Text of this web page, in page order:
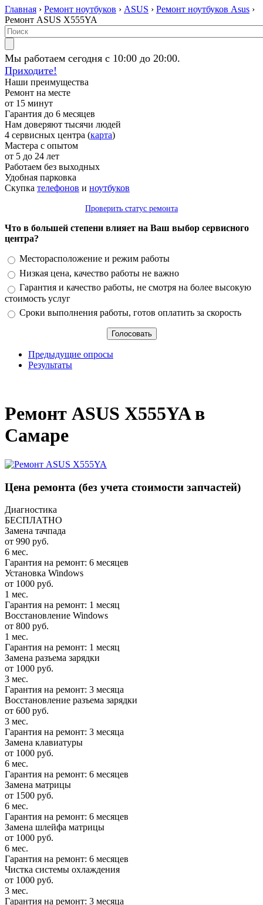
Главная › Ремонт ноутбуков › ASUS › Ремонт ноутбуков Asus ›
Ремонт ASUS X555YA
Мы работаем сегодня с 10:00 до 20:00.
Приходите!
Наши преимущества
Ремонт на месте
от 15 минут
Гарантия до 6 месяцев
Нам доверяют тысячи людей
4 сервисных центра (карта)
Мастера с опытом
от 5 до 24 лет
Работаем без выходных
Удобная парковка
Скупка телефонов и ноутбуков
Проверить статус ремонта
Что в большей степени влияет на Ваш выбор сервисного
центра?
Варианты
Месторасположение и режим работы
Низкая цена, качество работы не важно
Гарантия и качество работы, не смотря на более высокую
стоимость услуг
Сроки выполнения работы, готов оплатить за скорость
Предыдущие опросы
Результаты
Ремонт ASUS X555YA в
Самаре
Цена ремонта (без учета стоимости запчастей)
Диагностика
БЕСПЛАТНО
Замена тачпада
от 990 руб.
6 мес.
Гарантия на ремонт: 6 месяцев
Установка Windows
от 1000 руб.
1 мес.
Гарантия на ремонт: 1 месяц
Восстановление Windows
от 800 руб.
1 мес.
Гарантия на ремонт: 1 месяц
Замена разъема зарядки
от 1000 руб.
3 мес.
Гарантия на ремонт: 3 месяца
Восстановление разъема зарядки
от 600 руб.
3 мес.
Гарантия на ремонт: 3 месяца
Замена клавиатуры
от 1000 руб.
6 мес.
Гарантия на ремонт: 6 месяцев
Замена матрицы
от 1500 руб.
6 мес.
Гарантия на ремонт: 6 месяцев
Замена шлейфа матрицы
от 1000 руб.
6 мес.
Гарантия на ремонт: 6 месяцев
Чистка системы охлаждения
от 1000 руб.
3 мес.
Гарантия на ремонт: 3 месяца